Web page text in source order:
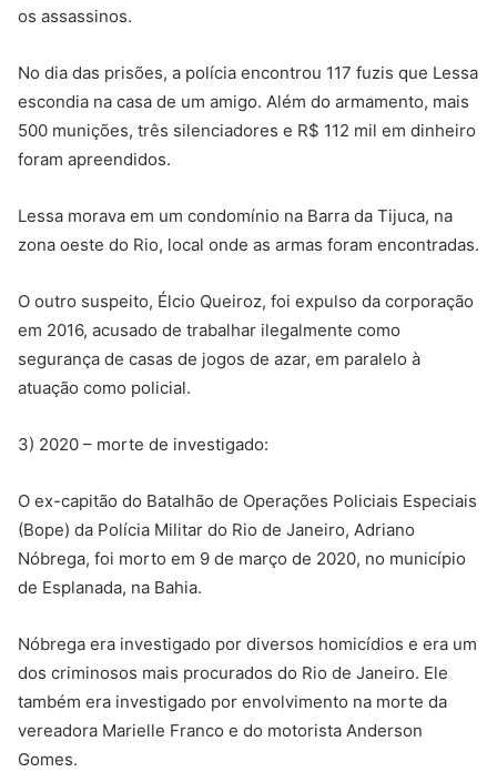
os assassinos.
No dia das prisões, a polícia encontrou 117 fuzis que Lessa
escondia na casa de um amigo. Além do armamento, mais
500 munições, três silenciadores e R$ 112 mil em dinheiro
foram apreendidos.
Lessa morava em um condomínio na Barra da Tijuca, na
zona oeste do Rio, local onde as armas foram encontradas.
O outro suspeito, Élcio Queiroz, foi expulso da corporação
em 2016, acusado de trabalhar ilegalmente como
segurança de casas de jogos de azar, em paralelo à
atuação como policial.
3) 2020 – morte de investigado:
O ex-capitão do Batalhão de Operações Policiais Especiais
(Bope) da Polícia Militar do Rio de Janeiro, Adriano
Nóbrega, foi morto em 9 de março de 2020, no município
de Esplanada, na Bahia.
Nóbrega era investigado por diversos homicídios e era um
dos criminosos mais procurados do Rio de Janeiro. Ele
também era investigado por envolvimento na morte da
vereadora Marielle Franco e do motorista Anderson
Gomes.